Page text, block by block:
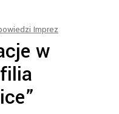
Imprez
w